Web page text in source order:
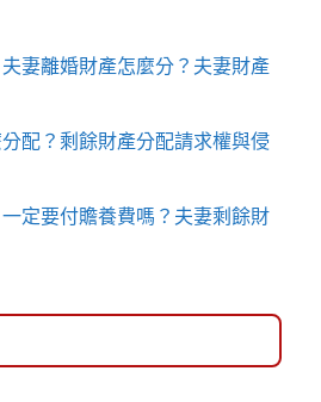
妻離婚財產怎麼分？夫妻財產
配？剩餘財產分配請求權與侵
定要付贍養費嗎？夫妻剩餘財